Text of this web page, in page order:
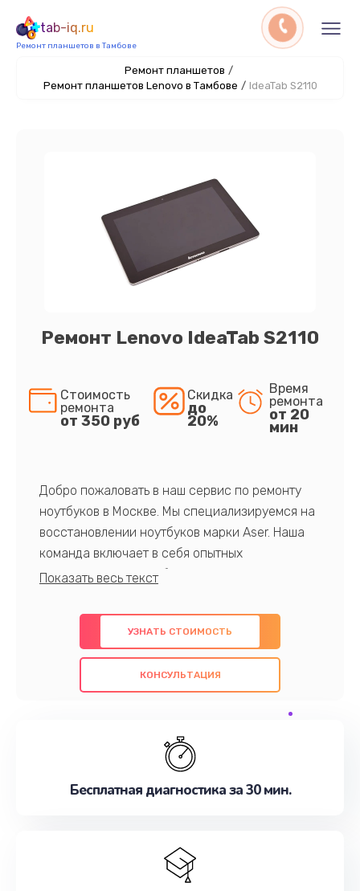
tab-iq.ru
Ремонт планшетов в Тамбове
Ремонт планшетов /
Ремонт планшетов Lenovo в Тамбове / IdeaTab S2110
Ремонт Lenovo IdeaTab S2110
Стоимость
ремонта
от 350 руб
Скидка
до
20%
Время
ремонта
от 20
мин
Добро пожаловать в наш сервис по ремонту
ноутбуков в Москве. Мы специализируемся на
восстановлении ноутбуков марки Aser. Наша
команда включает в себя опытных
профессионалов с обширными знаниями и
предлагаем быстрый и качественный ремонт с
использованием оригинальных компонентов, а
также гарантируем качество всех
проведенных работ. Наша цель - предоставить
обслуживание, удовлетворяя их потребности
наилучшим образом. Не медлите записаться на
УЗНАТЬ СТОИМОСТЬ
КОНСУЛЬТАЦИЯ
Бесплатная диагностика за 30 мин.